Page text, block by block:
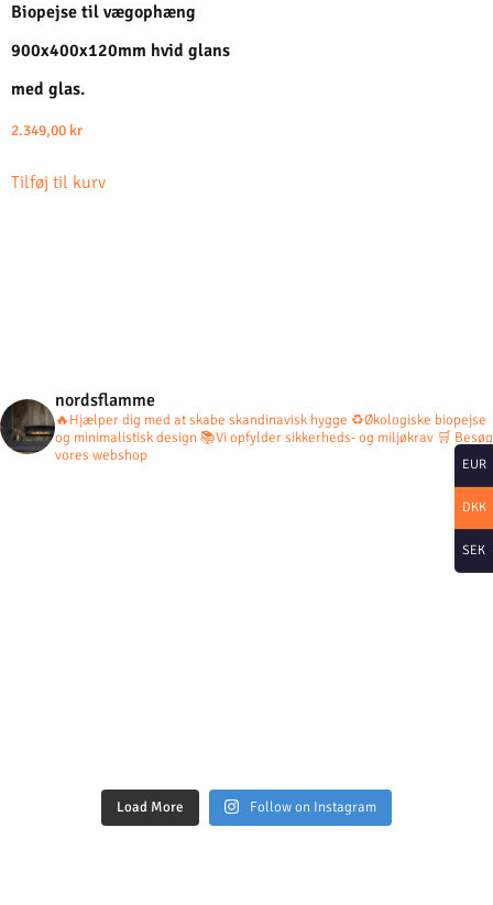
Biopejse til vægophæng
900x400x120mm hvid glans
med glas.
2.349,00 kr
Tilføj til kurv
nordsflamme
🔥Hjælper dig med at skabe skandinavisk hygge ♻️Økologiske biopejse
og minimalistisk design 📚Vi opfylder sikkerheds- og miljøkrav 🛒 Besøg
vores webshop
Load More Follow on Instagram
EUR
DKK
SEK